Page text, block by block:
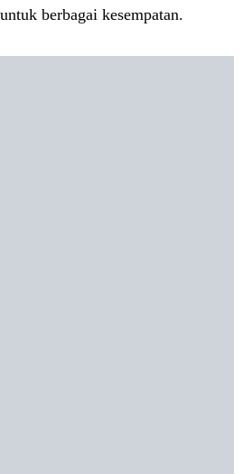
berbagai kesempatan.